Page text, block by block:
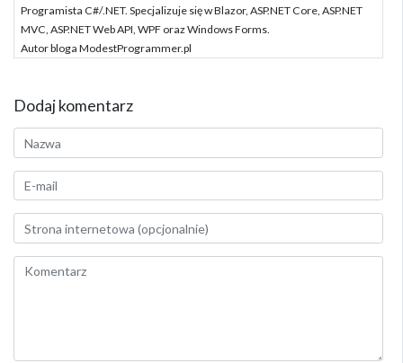
Programista C#/.NET. Specjalizuje się w Blazor, ASP.NET Core, ASP.NET
MVC, ASP.NET Web API, WPF oraz Windows Forms.
Autor bloga ModestProgrammer.pl
Dodaj komentarz